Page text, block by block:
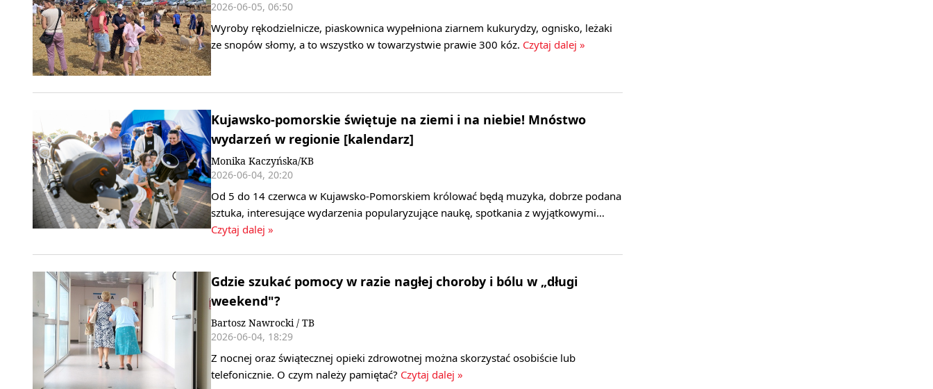
2026-06-05, 06:50
Wyroby rękodzielnicze, piaskownica wypełniona ziarnem kukurydzy, ognisko, leżaki
ze snopów słomy, a to wszystko w towarzystwie prawie 300 kóz. Czytaj dalej »
Kujawsko-pomorskie świętuje na ziemi i na niebie! Mnóstwo
wydarzeń w regionie [kalendarz]
Monika Kaczyńska/KB
2026-06-04, 20:20
Od 5 do 14 czerwca w Kujawsko-Pomorskiem królować będą muzyka, dobrze podana
sztuka, interesujące wydarzenia popularyzujące naukę, spotkania z wyjątkowymi…
Czytaj dalej »
Gdzie szukać pomocy w razie nagłej choroby i bólu w „długi
weekend"?
Bartosz Nawrocki / TB
2026-06-04, 18:29
Z nocnej oraz świątecznej opieki zdrowotnej można skorzystać osobiście lub
telefonicznie. O czym należy pamiętać? Czytaj dalej »